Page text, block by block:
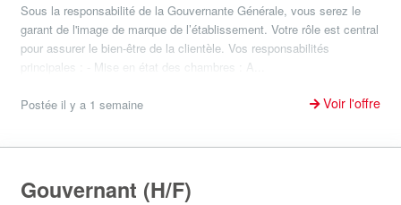
Sous la responsabilité de la Gouvernante Générale, vous serez le
garant de l'image de marque de l’établissement. Votre rôle est central
pour assurer le bien-être de la clientèle. Vos responsabilités
principales : - Mise en état des chambres : A...
Postée il y a 1 semaine Voir l'offre
Gouvernant (H/F)